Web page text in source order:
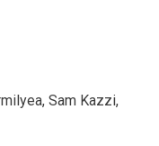
Sam Kazzi,